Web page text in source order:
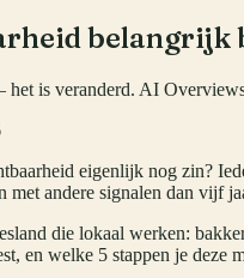
is veranderd. AI
eigenlijk nog zin?
met andere signalen dan vijf
die lokaal werken:
en welke 5 stappen je deze